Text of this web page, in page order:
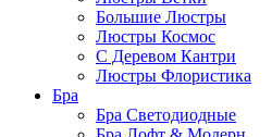
Большие Люстры
Люстры Космос
С Деревом Кантри
Люстры Флористика
Бра
Бра Светодиодные